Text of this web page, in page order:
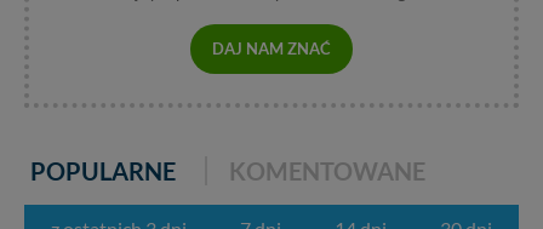
DAJ NAM ZNAĆ
POPULARNE KOMENTOWANE